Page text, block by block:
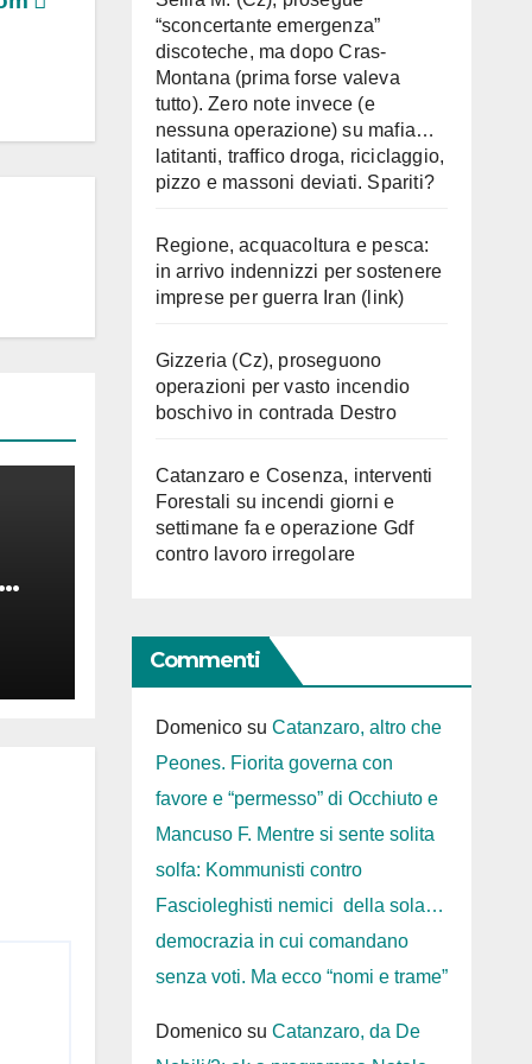
“sconcertante emergenza”
discoteche, ma dopo Cras-
Montana (prima forse valeva
tutto). Zero note invece (e
nessuna operazione) su mafia…
latitanti, traffico droga, riciclaggio,
pizzo e massoni deviati. Spariti?
Regione, acquacoltura e pesca:
in arrivo indennizzi per sostenere
imprese per guerra Iran (link)
Gizzeria (Cz), proseguono
operazioni per vasto incendio
boschivo in contrada Destro
Catanzaro e Cosenza, interventi
Forestali su incendi giorni e
settimane fa e operazione Gdf
contro lavoro irregolare
Commenti
Domenicosu Catanzaro, altro che
Peones. Fiorita governa con
favore e “permesso” di Occhiuto e
Mancuso F. Mentre si sente solita
solfa: Kommunisti contro
Fascioleghisti nemici della sola…
democrazia in cui comandano
senza voti. Ma ecco “nomi e trame”
Domenicosu Catanzaro, da De